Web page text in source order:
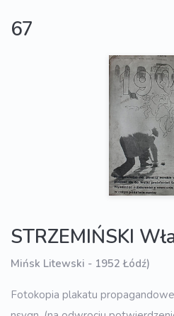
67
STRZEMIŃSKI
Mińsk Litewski - 1952 Łódź)
Fotokopia plakatu